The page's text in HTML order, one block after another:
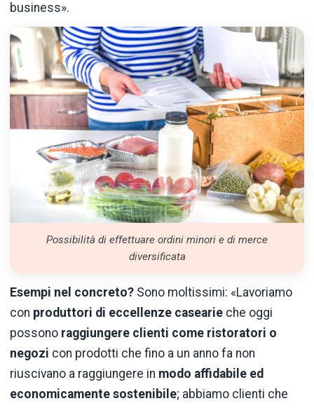
business».
Possibilità di effettuare ordini minori e di merce
diversificata
Esempi nel concreto? Sono moltissimi: «Lavoriamo
con produttori di eccellenze casearie che oggi
possono raggiungere clienti come ristoratori o
negozi con prodotti che fino a un anno fa non
riuscivano a raggiungere in modo affidabile ed
economicamente sostenibile; abbiamo clienti che